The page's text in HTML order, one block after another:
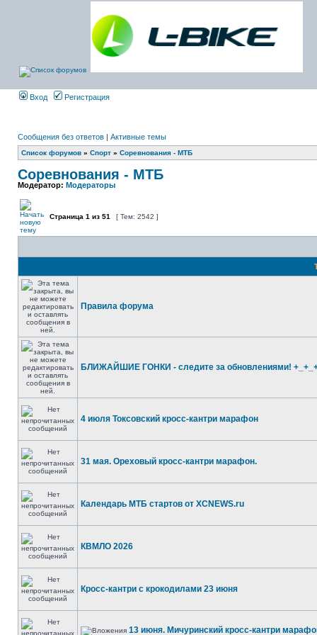
Вход Регистрация
Сообщения без ответов | Активные темы
Список форумов » Спорт » Соревнования - МТБ
Соревнования - МТБ
Модератор: Модераторы
Страница 1 из 51 [ Тем: 2542 ]
Правила форума
БЛИЖАЙШИЕ ГОНКИ - следите за обновлениями!
4 июля Токсовский кросс-кантри марафон
31 мая. Ореховый кросс-кантри марафон.
Календарь МТБ стартов от XCNEWS.ru
КВМЛО 2026
Кросс-кантри с крокодилами 23 июня
13 июня. Мичуринский кросс-кантри